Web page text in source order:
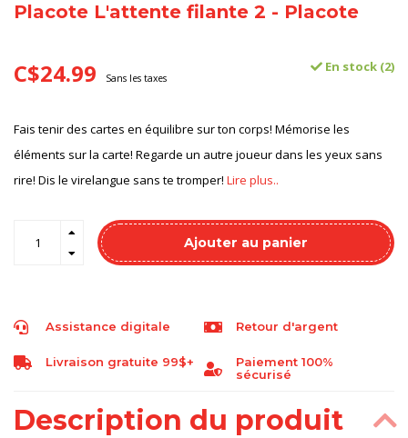
Placote L'attente filante 2 - Placote
C$24.99 Sans les taxes
En stock (2)
Fais tenir des cartes en équilibre sur ton corps! Mémorise les
éléments sur la carte! Regarde un autre joueur dans les yeux sans
rire! Dis le virelangue sans te tromper! Lire plus..
Ajouter au panier
Assistance digitale Retour d'argent
Livraison gratuite 99$+
Paiement 100%
sécurisé
Description du produit